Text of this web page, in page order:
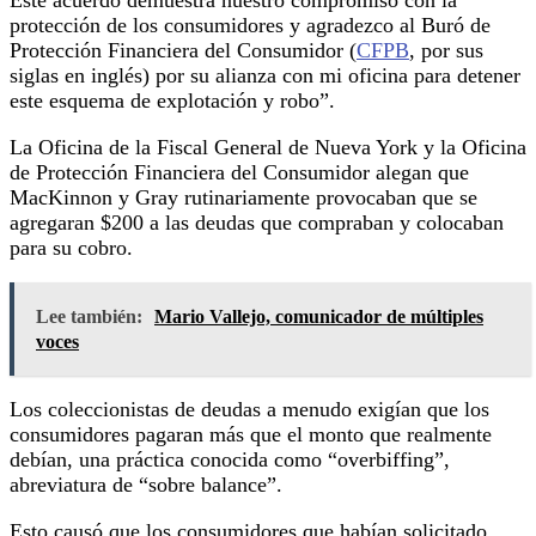
protección de los consumidores y agradezco al Buró de
Protección Financiera del Consumidor (CFPB, por sus
siglas en inglés) por su alianza con mi oficina para detener
este esquema de explotación y robo”.
La Oficina de la Fiscal General de Nueva York y la Oficina
de Protección Financiera del Consumidor alegan que
MacKinnon y Gray rutinariamente provocaban que se
agregaran $200 a las deudas que compraban y colocaban
para su cobro.
Lee también:
Mario Vallejo, comunicador de múltiples
voces
Los coleccionistas de deudas a menudo exigían que los
consumidores pagaran más que el monto que realmente
debían, una práctica conocida como “overbiffing”,
abreviatura de “sobre balance”.
Esto causó que los consumidores que habían solicitado